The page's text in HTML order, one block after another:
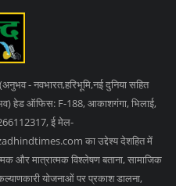
- नवभारत,हरिभूमि,नई दुनिया सहित
हेड ऑफिस: F-188, आकाशगंगा, भिलाई,
ई मेल-
का उद्देश्य देशहित में
और मात्रात्मक विश्लेषण बताना, सामाजिक
योजनाओं पर प्रकाश डालना,